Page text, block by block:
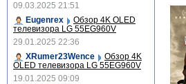
09.03.2025 21:51
Eugenrex
Обзор 4K OLED
телевизора LG 55EG960V
29.01.2025 22:36
XRumer23Wence
Обзор 4K
OLED телевизора LG 55EG960V
19.01.2025 09:09